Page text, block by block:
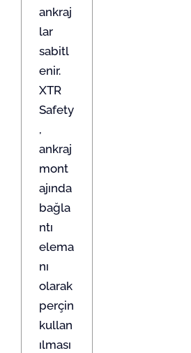
ankraj
lar
sabitl
enir.
XTR
Safety
,
ankraj
mont
ajında
bağla
ntı
elema
nı
olarak
perçin
kullan
ılması